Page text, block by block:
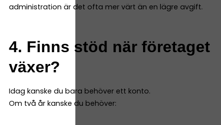
administration är det ofta mer värt än en lägre avgift.
4. Finns stöd när företaget
växer?
Idag kanske du bara behöver ett konto.
Om två år kanske du behöver: